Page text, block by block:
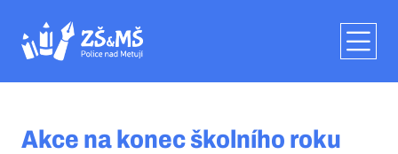
Akce na konec školního roku